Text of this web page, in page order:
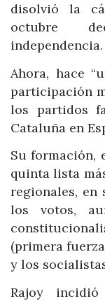
disolvió la
octubre
independencia.
Ahora, hace
participación
los partidos
Cataluña en
Su formación,
quinta lista
regionales, en
los votos,
(primera
y los
Rajoy